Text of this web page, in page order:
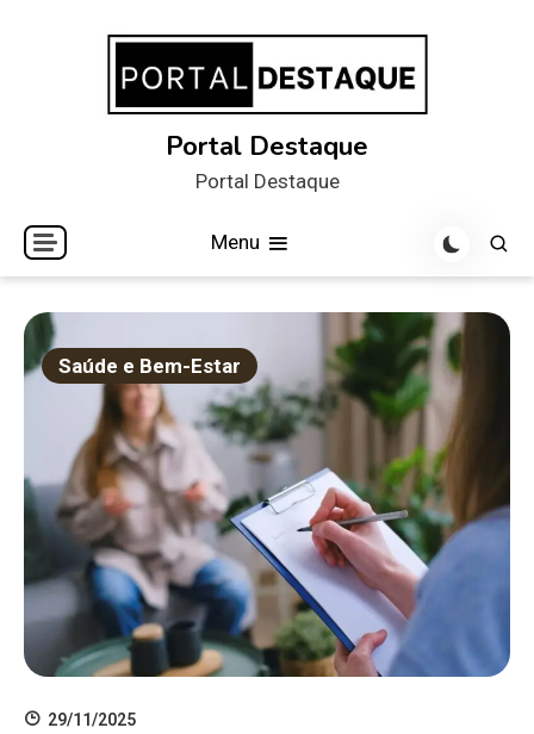
Portal Destaque
Portal Destaque
Menu
Saúde e Bem-Estar
29/11/2025